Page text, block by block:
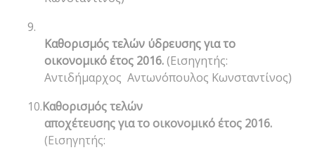
9.
Καθορισμός τελών ύδρευσης για το
οικονομικό έτος 2016.(Εισηγητής:
Αντιδήμαρχος Αντωνόπουλος Κωνσταντίνος)
10.Καθορισμός τελών
αποχέτευσης για το οικονομικό έτος 2016.
(Εισηγητής: